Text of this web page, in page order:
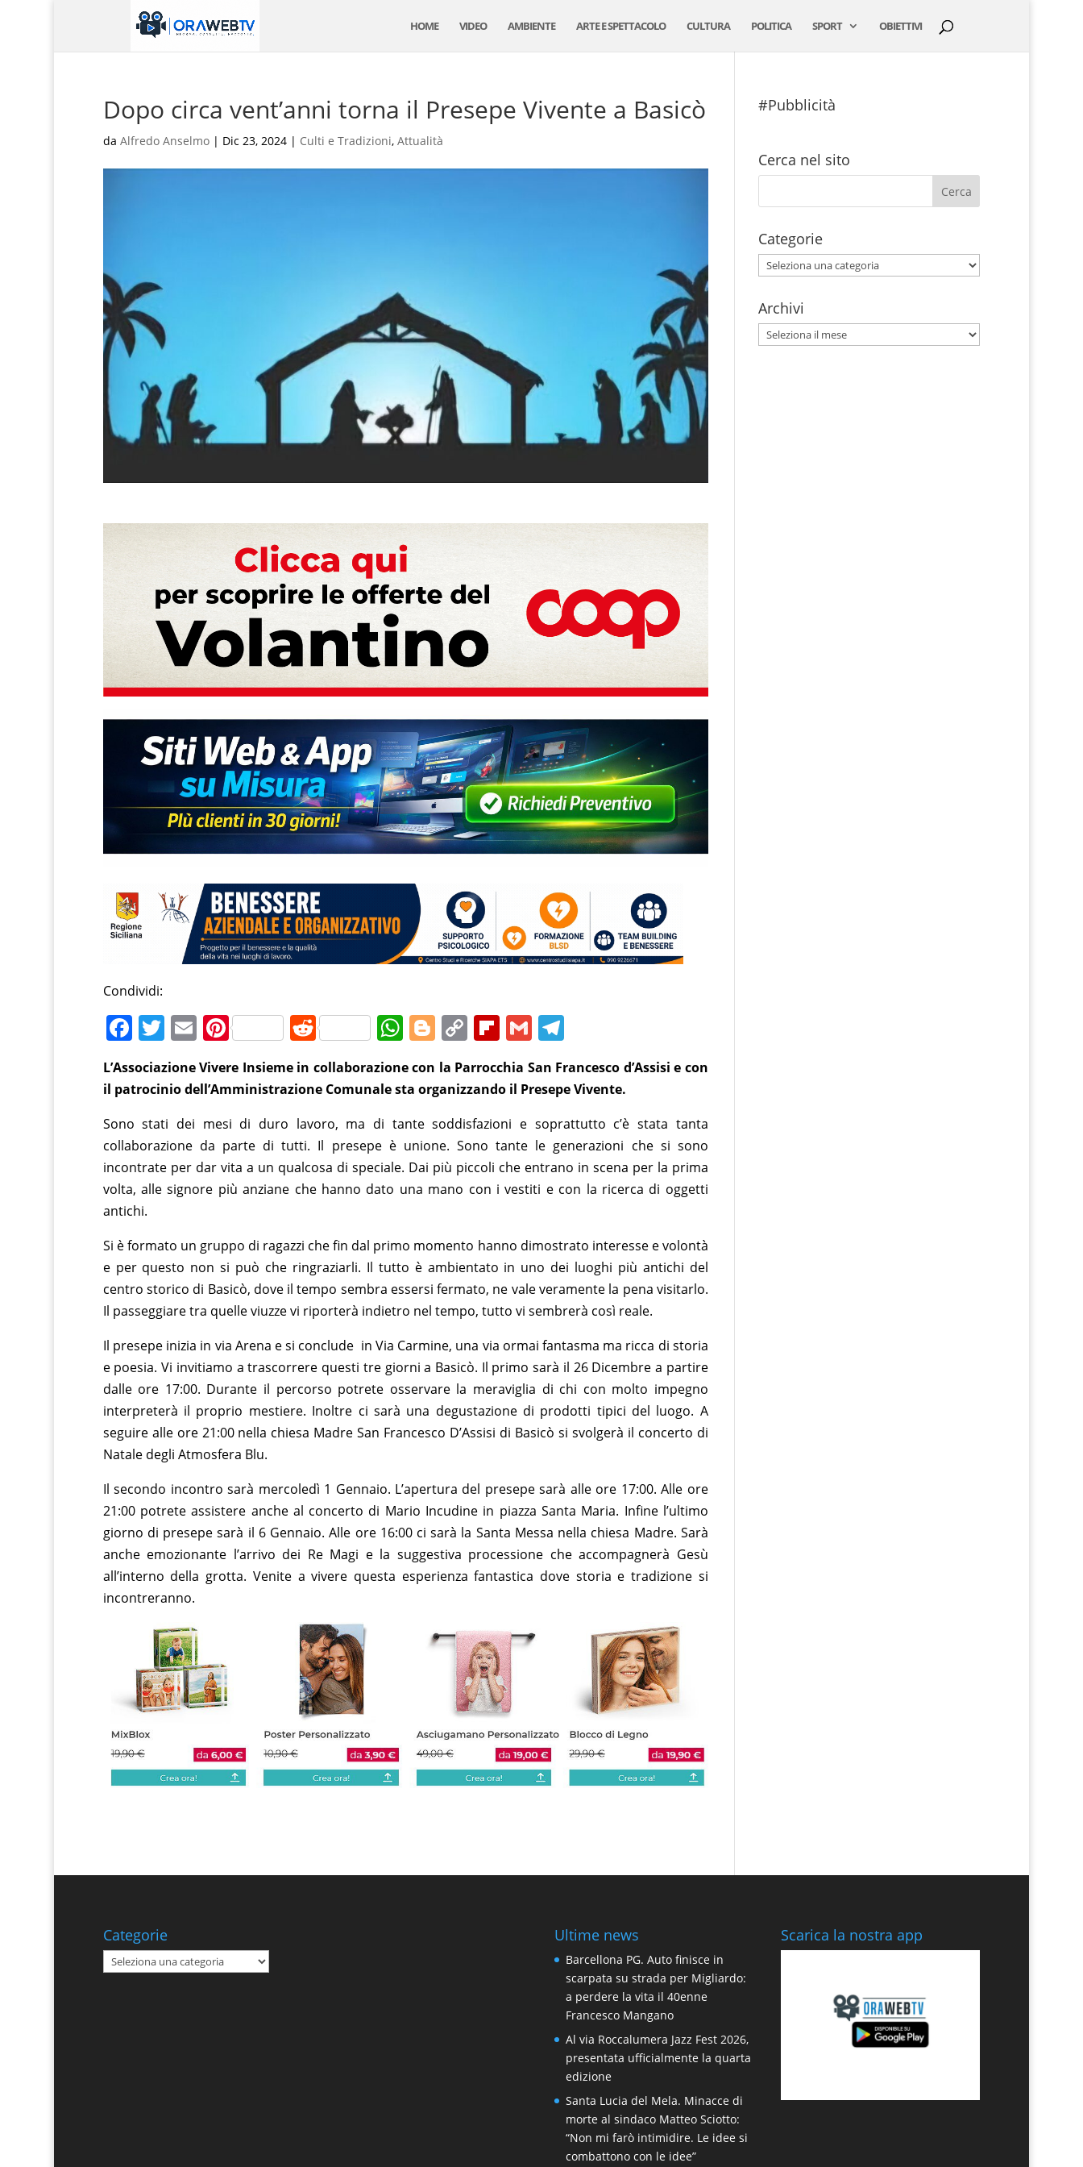
HOME VIDEO AMBIENTE ARTE E SPETTACOLO CULTURA POLITICA SPORT OBIETTIVI
Dopo circa vent’anni torna il Presepe Vivente a Basicò
da Alfredo Anselmo| Dic 23, 2024| Culti e Tradizioni, Attualità
Condividi:
F
c
e
b
o
o
k
T
w
itt
er
E
m
ai
l
Pi
nt
er
e
st
R
e
d
di
t
W
at
s
A
p
p
Bl
o
g
g
er
C
p
y
Li
n
k
Fl
ip
b
o
ar
d
G
m
ai
l
T
e
gr
a
m
L’Associazione Vivere Insieme in collaborazione con la Parrocchia San Francesco d’Assisi e con
il patrocinio dell’Amministrazione Comunale sta organizzando il Presepe Vivente.
Sono stati dei mesi di duro lavoro, ma di tante soddisfazioni e soprattutto c’è stata tanta
collaborazione da parte di tutti. Il presepe è unione. Sono tante le generazioni che si sono
incontrate per dar vita a un qualcosa di speciale. Dai più piccoli che entrano in scena per la prima
volta, alle signore più anziane che hanno dato una mano con i vestiti e con la ricerca di oggetti
antichi.
Si è formato un gruppo di ragazzi che fin dal primo momento hanno dimostrato interesse e volontà
e per questo non si può che ringraziarli. Il tutto è ambientato in uno dei luoghi più antichi del
centro storico di Basicò, dove il tempo sembra essersi fermato, ne vale veramente la pena visitarlo.
Il passeggiare tra quelle viuzze vi riporterà indietro nel tempo, tutto vi sembrerà così reale.
Il presepe inizia in via Arena e si conclude in Via Carmine, una via ormai fantasma ma ricca di storia
e poesia. Vi invitiamo a trascorrere questi tre giorni a Basicò. Il primo sarà il 26 Dicembre a partire
dalle ore 17:00. Durante il percorso potrete osservare la meraviglia di chi con molto impegno
interpreterà il proprio mestiere. Inoltre ci sarà una degustazione di prodotti tipici del luogo. A
seguire alle ore 21:00 nella chiesa Madre San Francesco D’Assisi di Basicò si svolgerà il concerto di
Natale degli Atmosfera Blu.
Il secondo incontro sarà mercoledì 1 Gennaio. L’apertura del presepe sarà alle ore 17:00. Alle ore
21:00 potrete assistere anche al concerto di Mario Incudine in piazza Santa Maria. Infine l’ultimo
giorno di presepe sarà il 6 Gennaio. Alle ore 16:00 ci sarà la Santa Messa nella chiesa Madre. Sarà
anche emozionante l’arrivo dei Re Magi e la suggestiva processione che accompagnerà Gesù
all’interno della grotta. Venite a vivere questa esperienza fantastica dove storia e tradizione si
incontreranno.
#Pubblicità
Cerca nel sito
Categorie
Categorie
Archivi
Archivi
Categorie
Categorie
Ultime news
Barcellona PG. Auto finisce in
scarpata su strada per Migliardo:
a perdere la vita il 40enne
Francesco Mangano
Al via Roccalumera Jazz Fest 2026,
presentata ufficialmente la quarta
edizione
Santa Lucia del Mela. Minacce di
morte al sindaco Matteo Sciotto:
“Non mi farò intimidire. Le idee si
combattono con le idee”
Scarica la nostra app